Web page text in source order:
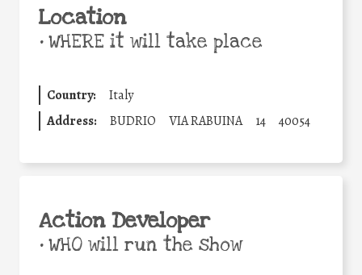
Location
•WHERE it will take place
Country:
Italy
Address:
BUDRIO VIA RABUINA 14 40054
Action Developer
•WHO will run the show